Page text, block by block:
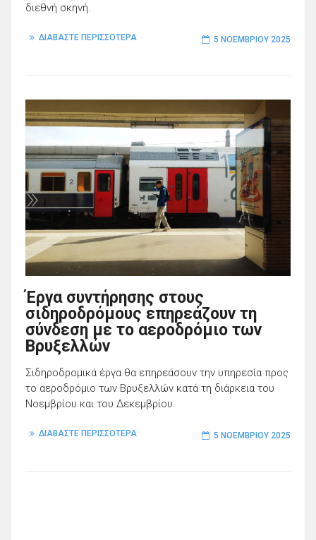
διεθνή σκηνή.
ΔΙΑΒΑΣΤΕ ΠΕΡΙΣΣΟΤΕΡΑ 5 ΝΟΕΜΒΡΊΟΥ 2025
Έργα συντήρησης στους
σιδηροδρόμους επηρεάζουν τη
σύνδεση με το αεροδρόμιο των
Βρυξελλών
Σιδηροδρομικά έργα θα επηρεάσουν την υπηρεσία προς
το αεροδρόμιο των Βρυξελλών κατά τη διάρκεια του
Νοεμβρίου και του Δεκεμβρίου.
ΔΙΑΒΑΣΤΕ ΠΕΡΙΣΣΟΤΕΡΑ 5 ΝΟΕΜΒΡΊΟΥ 2025